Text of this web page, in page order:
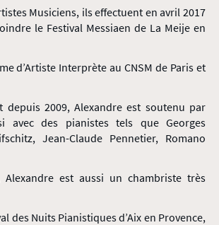
Musiciens, ils effectuent en avril 2017
le Festival Messiaen de La Meije en
d’Artiste Interprète au CNSM de Paris et
2009, Alexandre est soutenu par
avec des pianistes tels que Georges
Jean-Claude Pennetier, Romano
Alexandre est aussi un chambriste très
des Nuits Pianistiques d’Aix en Provence,